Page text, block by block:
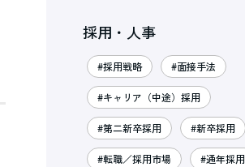
採用・人事
#採用戦略 #面接手法
#キャリア（中途）採用
#第二新卒採用 #新卒採用
#転職／採用市場 #通年採用